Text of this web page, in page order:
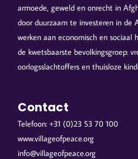
armoede, geweld en onrecht in
door duurzaam te investeren in de
werken aan economisch en sociaal
de kwetsbaarste bevolkingsgroep:
oorlogsslachtoffers en thuisloze
Contact
Telefoon: +31 (0)23 53 70 100
www.villageofpeace.org
info@villageofpeace.org